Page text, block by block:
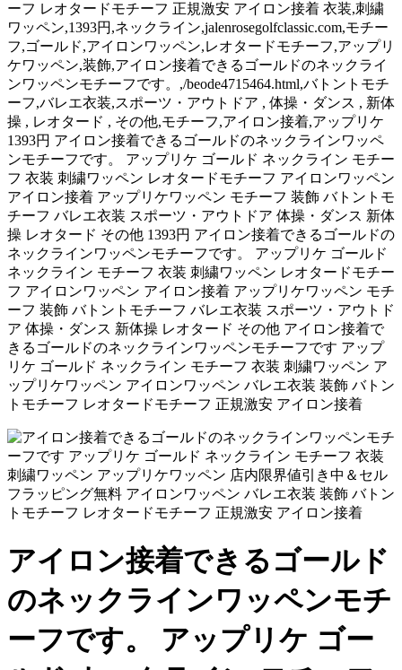
ーフ レオタードモチーフ 正規激安 アイロン接着 衣装,刺繍
ワッペン,1393円,ネックライン,jalenrosegolfclassic.com,モチー
フ,ゴールド,アイロンワッペン,レオタードモチーフ,アップリ
ケワッペン,装飾,アイロン接着できるゴールドのネックライ
ンワッペンモチーフです。,/beode4715464.html,バトントモチ
ーフ,バレエ衣装,スポーツ・アウトドア , 体操・ダンス , 新体
操 , レオタード , その他,モチーフ,アイロン接着,アップリケ
1393円 アイロン接着できるゴールドのネックラインワッペ
ンモチーフです。 アップリケ ゴールド ネックライン モチー
フ 衣装 刺繍ワッペン レオタードモチーフ アイロンワッペン
アイロン接着 アップリケワッペン モチーフ 装飾 バトントモ
チーフ バレエ衣装 スポーツ・アウトドア 体操・ダンス 新体
操 レオタード その他 1393円 アイロン接着できるゴールドの
ネックラインワッペンモチーフです。 アップリケ ゴールド
ネックライン モチーフ 衣装 刺繍ワッペン レオタードモチー
フ アイロンワッペン アイロン接着 アップリケワッペン モチ
ーフ 装飾 バトントモチーフ バレエ衣装 スポーツ・アウトド
ア 体操・ダンス 新体操 レオタード その他 アイロン接着で
きるゴールドのネックラインワッペンモチーフです アップ
リケ ゴールド ネックライン モチーフ 衣装 刺繍ワッペン ア
ップリケワッペン アイロンワッペン バレエ衣装 装飾 バトン
トモチーフ レオタードモチーフ 正規激安 アイロン接着
アイロン接着できるゴールド
のネックラインワッペンモチ
ーフです。 アップリケ ゴー